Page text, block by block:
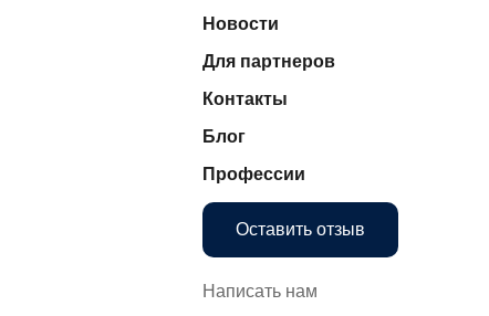
Новости
Для партнеров
Контакты
Блог
Профессии
Оставить отзыв
Написать нам